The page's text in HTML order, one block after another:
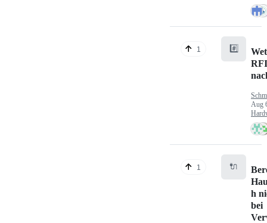
1 #️⃣
Aug
1 🔌
h
bei